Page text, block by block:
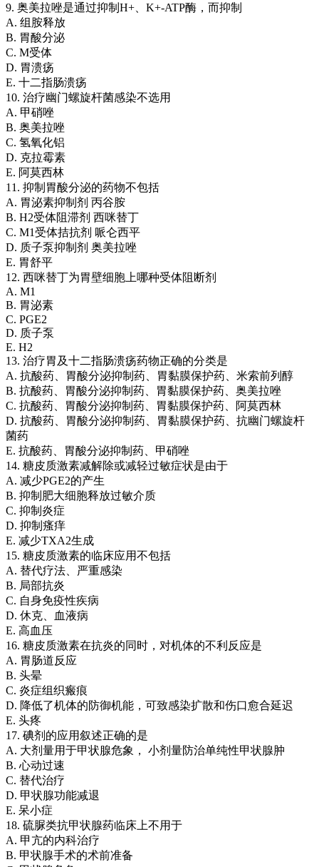
9. 奥美拉唑是通过抑制H+、K+-ATP酶，而抑制
A. 组胺释放
B. 胃酸分泌
C. M受体
D. 胃溃疡
E. 十二指肠溃疡
10. 治疗幽门螺旋杆菌感染不选用
A. 甲硝唑
B. 奥美拉唑
C. 氢氧化铝
D. 克拉霉素
E. 阿莫西林
11. 抑制胃酸分泌的药物不包括
A. 胃泌素抑制剂 丙谷胺
B. H2受体阻滞剂 西咪替丁
C. M1受体拮抗剂 哌仑西平
D. 质子泵抑制剂 奥美拉唑
E. 胃舒平
12. 西咪替丁为胃壁细胞上哪种受体阻断剂
A. M1
B. 胃泌素
C. PGE2
D. 质子泵
E. H2
13. 治疗胃及十二指肠溃疡药物正确的分类是
A. 抗酸药、胃酸分泌抑制药、胃黏膜保护药、米索前列醇
B. 抗酸药、胃酸分泌抑制药、胃黏膜保护药、奥美拉唑
C. 抗酸药、胃酸分泌抑制药、胃黏膜保护药、阿莫西林
D. 抗酸药、胃酸分泌抑制药、胃黏膜保护药、抗幽门螺旋杆
菌药
E. 抗酸药、胃酸分泌抑制药、甲硝唑
14. 糖皮质激素减解除或减轻过敏症状是由于
A. 减少PGE2的产生
B. 抑制肥大细胞释放过敏介质
C. 抑制炎症
D. 抑制瘙痒
E. 减少TXA2生成
15. 糖皮质激素的临床应用不包括
A. 替代疗法、严重感染
B. 局部抗炎
C. 自身免疫性疾病
D. 休克、血液病
E. 高血压
16. 糖皮质激素在抗炎的同时，对机体的不利反应是
A. 胃肠道反应
B. 头晕
C. 炎症组织瘢痕
D. 降低了机体的防御机能，可致感染扩散和伤口愈合延迟
E. 头疼
17. 碘剂的应用叙述正确的是
A. 大剂量用于甲状腺危象， 小剂量防治单纯性甲状腺肿
B. 心动过速
C. 替代治疗
D. 甲状腺功能减退
E. 呆小症
18. 硫脲类抗甲状腺药临床上不用于
A. 甲亢的内科治疗
B. 甲状腺手术的术前准备